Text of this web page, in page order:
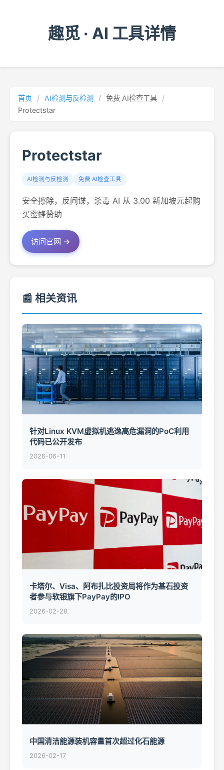
趣觅 · AI 工具详情
首页 / AI检测与反检测 / 免费 AI检查工具
/
Protectstar
Protectstar
AI检测与反检测 免费 AI检查工具
安全擦除，反间谍，杀毒 AI 从 3.00 新加坡元起购
买蜜蜂赞助
访问官网 →
📰 相关资讯
针对Linux KVM虚拟机逃逸高危漏洞的PoC利用
代码已公开发布
2026-06-11
卡塔尔、Visa、阿布扎比投资局将作为基石投资
者参与软银旗下PayPay的IPO
2026-02-28
中国清洁能源装机容量首次超过化石能源
2026-02-17